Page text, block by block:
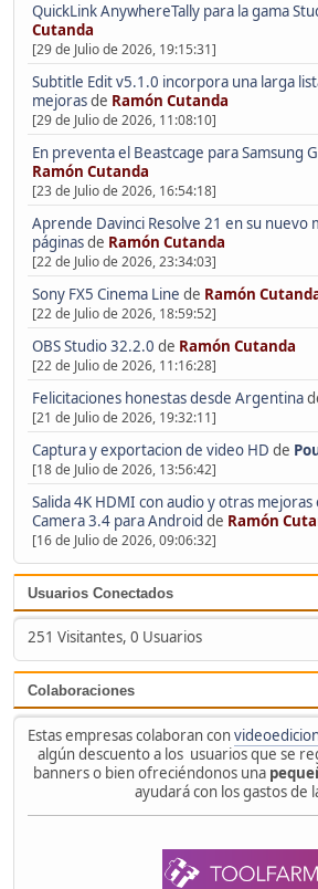
QuickLink AnywhereTally para la gama
Cutanda
[29 de Julio de 2026, 19:15:31]
Subtitle Edit v5.1.0 incorpora una larga
mejorasde Ramón Cutanda
[29 de Julio de 2026, 11:08:10]
En preventa el Beastcage para Samsung
Ramón Cutanda
[23 de Julio de 2026, 16:54:18]
Aprende Davinci Resolve 21 en su nuevo
páginasde Ramón Cutanda
[22 de Julio de 2026, 23:34:03]
Sony FX5 Cinema Line de Ramón
[22 de Julio de 2026, 18:59:52]
OBS Studio 32.2.0 de Ramón Cutanda
[22 de Julio de 2026, 11:16:28]
Felicitaciones honestas desde Argentina
[21 de Julio de 2026, 19:32:11]
Captura y exportacion de video HD de
[18 de Julio de 2026, 13:56:42]
Salida 4K HDMI con audio y otras mejoras
Camera 3.4 para Android de Ramón
[16 de Julio de 2026, 09:06:32]
Usuarios Conectados
251 Visitantes, 0 Usuarios
Colaboraciones
Estas empresas colaboran con
algún descuento a los usuarios que se
banners o bien ofreciéndonos una
ayudará con los gastos de